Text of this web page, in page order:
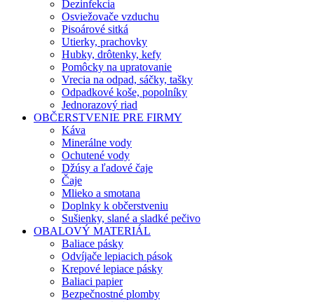
Dezinfekcia
Osviežovače vzduchu
Pisoárové sitká
Utierky, prachovky
Hubky, drôtenky, kefy
Pomôcky na upratovanie
Vrecia na odpad, sáčky, tašky
Odpadkové koše, popolníky
Jednorazový riad
OBČERSTVENIE PRE FIRMY
Káva
Minerálne vody
Ochutené vody
Džúsy a ľadové čaje
Čaje
Mlieko a smotana
Doplnky k občerstveniu
Sušienky, slané a sladké pečivo
OBALOVÝ MATERIÁL
Baliace pásky
Odvíjače lepiacich pások
Krepové lepiace pásky
Baliaci papier
Bezpečnostné plomby